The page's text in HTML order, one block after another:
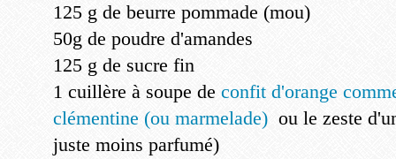
125 g de beurre pommade (mou)
50g de poudre d'amandes
125 g de sucre fin
1 cuillère à soupe de confit d'orange
clémentine (ou marmelade) ou le zeste
juste moins parfumé)